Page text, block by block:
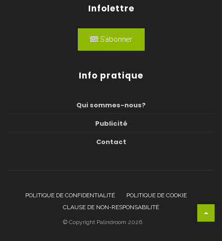
Infolettre
S'abonner
Info pratique
Qui sommes-nous?
Publicité
Contact
POLITIQUE DE CONFIDENTIALITÉ
POLITIQUE DE COOKIE
CLAUSE DE NON-RESPONSABILITÉ
© Copyright Palindroom 2026